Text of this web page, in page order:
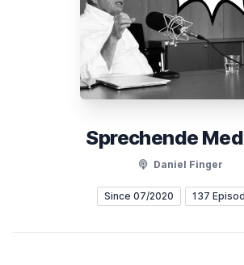
Sprechende
Daniel Finger
Since 07/2020 137